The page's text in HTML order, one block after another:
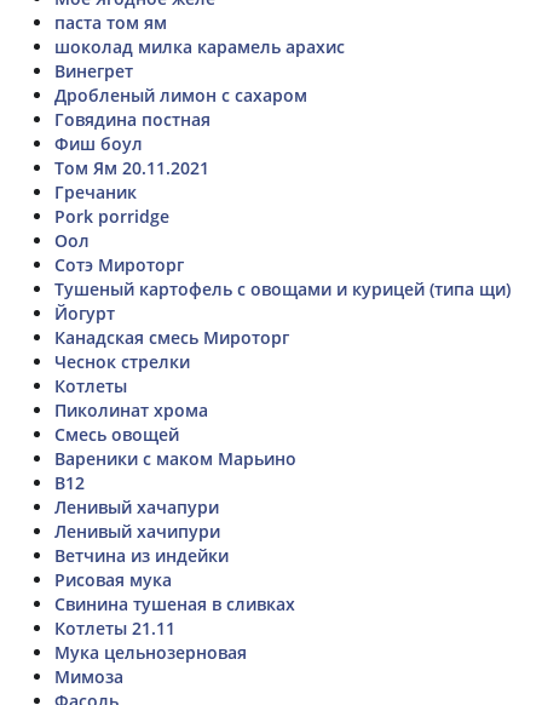
паста том ям
шоколад милка карамель арахис
Винегрет
Дробленый лимон с сахаром
Говядина постная
Фиш боул
Том Ям 20.11.2021
Гречаник
Pork porridge
Оол
Сотэ Мироторг
Тушеный картофель с овощами и курицей (типа щи)
Йогурт
Канадская смесь Мироторг
Чеснок стрелки
Котлеты
Пиколинат хрома
Смесь овощей
Вареники с маком Марьино
В12
Ленивый хачапури
Ленивый хачипури
Ветчина из индейки
Рисовая мука
Свинина тушеная в сливках
Котлеты 21.11
Мука цельнозерновая
Мимоза